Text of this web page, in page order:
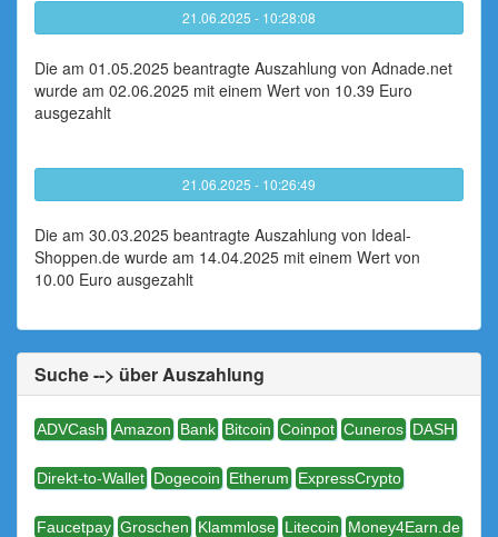
21.06.2025 - 10:28:08
Die am 01.05.2025 beantragte Auszahlung von Adnade.net
wurde am 02.06.2025 mit einem Wert von 10.39 Euro
ausgezahlt
21.06.2025 - 10:26:49
Die am 30.03.2025 beantragte Auszahlung von Ideal-
Shoppen.de wurde am 14.04.2025 mit einem Wert von
10.00 Euro ausgezahlt
Suche --> über Auszahlung
ADVCash Amazon Bank Bitcoin Coinpot Cuneros DASH
Direkt-to-Wallet Dogecoin Etherum ExpressCrypto
Faucetpay Groschen Klammlose Litecoin Money4Earn.de